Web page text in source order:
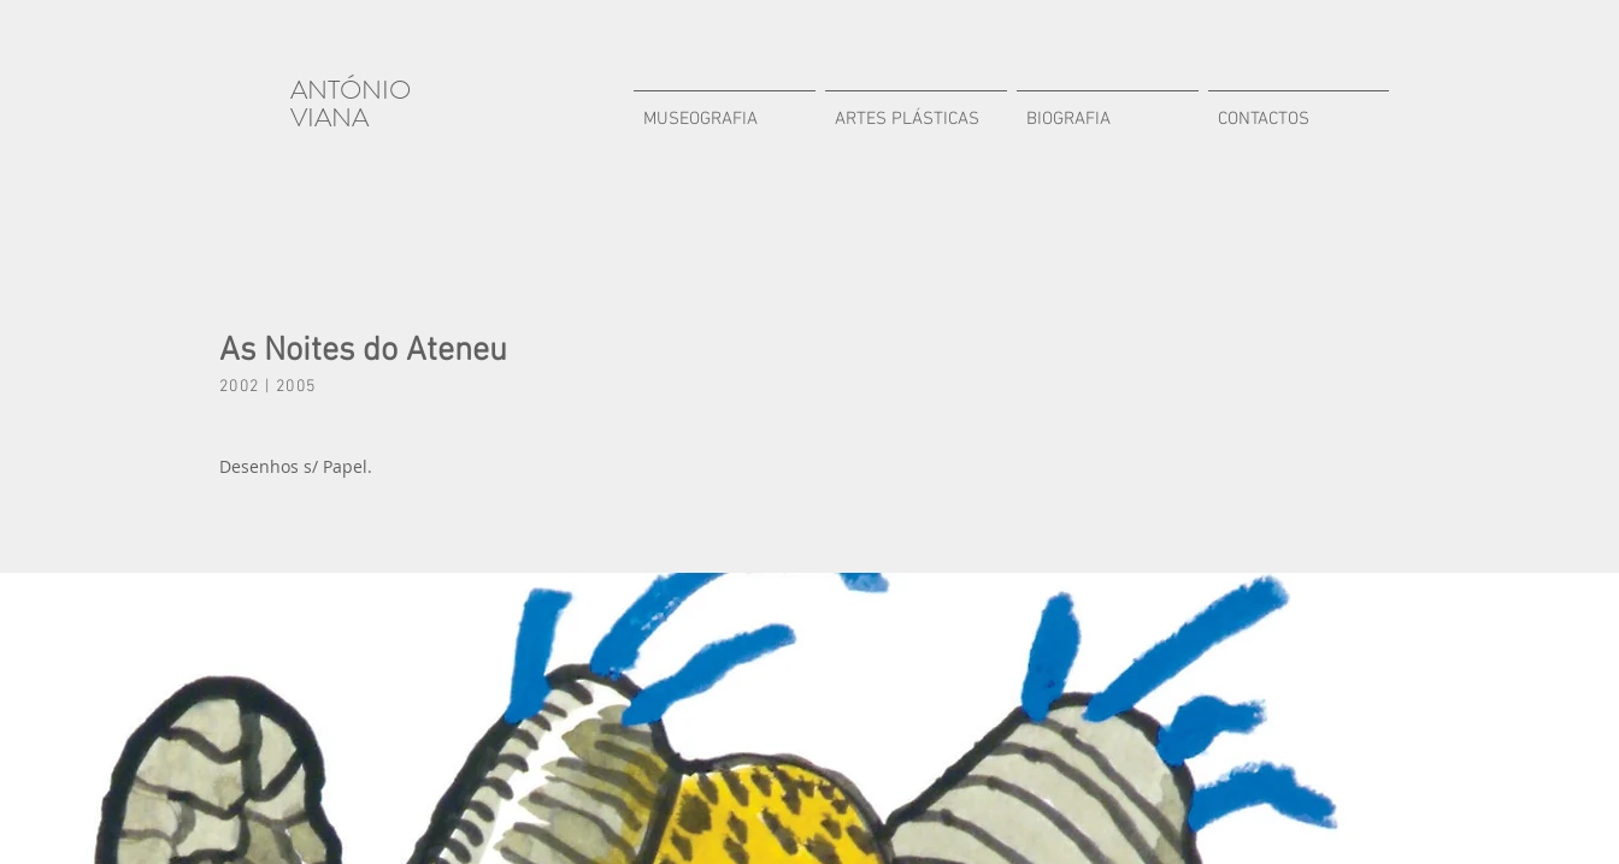
ANTÓNIO
VIANA MUSEOGRAFIA ARTES PLÁSTICAS BIOGRAFIA CONTACTOS
As Noites do Ateneu
2002 | 2005
Desenhos s/ Papel.
Follow me on Twitter